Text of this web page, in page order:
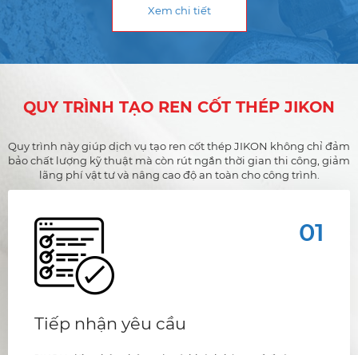
Xem chi tiết
QUY TRÌNH TẠO REN CỐT THÉP JIKON
Quy trình này giúp dịch vụ tạo ren cốt thép JIKON không chỉ đảm
bảo chất lượng kỹ thuật mà còn rút ngắn thời gian thi công, giảm
lãng phí vật tư và nâng cao độ an toàn cho công trình.
01
Tiếp nhận yêu cầu